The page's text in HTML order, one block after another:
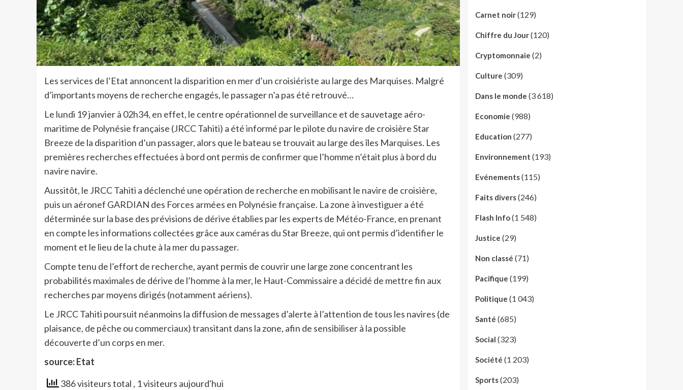
Les services de l’Etat annoncent la disparition en mer d’un croisiériste au large des Marquises. Malgré
d’importants moyens de recherche engagés, le passager n’a pas été retrouvé…
Le lundi 19 janvier à 02h34, en effet, le centre opérationnel de surveillance et de sauvetage aéro-
maritime de Polynésie française (JRCC Tahiti) a été informé par le pilote du navire de croisière Star
Breeze de la disparition d’un passager, alors que le bateau se trouvait au large des îles Marquises. Les
premières recherches effectuées à bord ont permis de confirmer que l’homme n’était plus à bord du
navire navire.
Aussitôt, le JRCC Tahiti a déclenché une opération de recherche en mobilisant le navire de croisière,
puis un aéronef GARDIAN des Forces armées en Polynésie française. La zone à investiguer a été
déterminée sur la base des prévisions de dérive établies par les experts de Météo-France, en prenant
en compte les informations collectées grâce aux caméras du Star Breeze, qui ont permis d’identifier le
moment et le lieu de la chute à la mer du passager.
Compte tenu de l’effort de recherche, ayant permis de couvrir une large zone concentrant les
probabilités maximales de dérive de l’homme à la mer, le Haut-Commissaire a décidé de mettre fin aux
recherches par moyens dirigés (notamment aériens).
Le JRCC Tahiti poursuit néanmoins la diffusion de messages d’alerte à l’attention de tous les navires (de
plaisance, de pêche ou commerciaux) transitant dans la zone, afin de sensibiliser à la possible
découverte d’un corps en mer.
source: Etat
386 visiteurs total , 1 visiteurs aujourd'hui
Carnet noir(129)
Chiffre du Jour(120)
Cryptomonnaie (2)
Culture (309)
Dans le monde (3 618)
Economie (988)
Education (277)
Environnement (193)
Evénements(115)
Faits divers(246)
Flash Info(1 548)
Justice (29)
Non classé (71)
Pacifique (199)
Politique (1 043)
Santé (685)
Social (323)
Société (1 203)
Sports(203)